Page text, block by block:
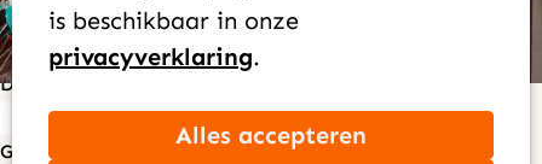
is beschikbaar in onze
privacyverklaring.
Alles accepteren
tussen die bij jou past? Dan kijken we samen
met jou naar andere mogelijkheden.
Duur:
Alles
Short-term
Long-term
Gebied: